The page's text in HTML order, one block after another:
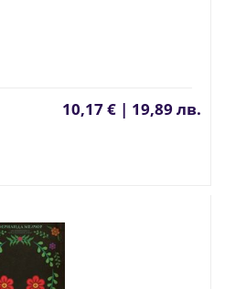
10,17 € | 19,89 лв.